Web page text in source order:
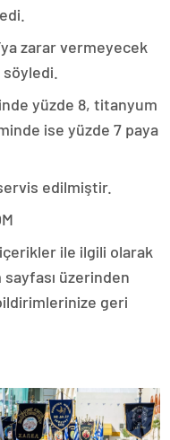
zarar vermeyecek
yüzde 8, titanyum
ise yüzde 7 paya
edilmiştir.
ile ilgili olarak
üzerinden
geri